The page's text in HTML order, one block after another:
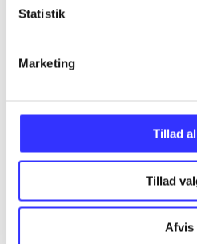
Statistik
Marketing
Tillad
Tillad
Afvis
Artikler